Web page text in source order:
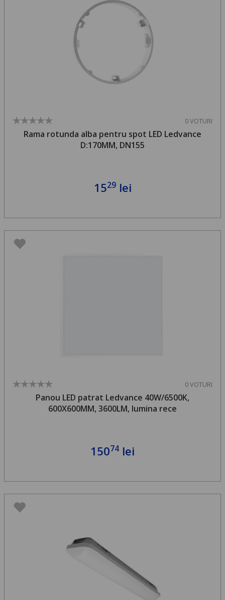
0 VOTURI
Rama rotunda alba pentru spot LED Ledvance
D:170MM, DN155
1529lei
0 VOTURI
Panou LED patrat Ledvance 40W/6500K,
600X600MM, 3600LM, lumina rece
15074 lei